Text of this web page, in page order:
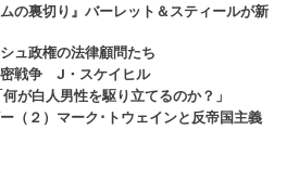
の裏切り』バーレット＆スティールが新
ュ政権の法律顧問たち
密戦争 J・スケイヒル
が白人男性を駆り立てるのか？」
（２）マーク･トウェインと反帝国主義